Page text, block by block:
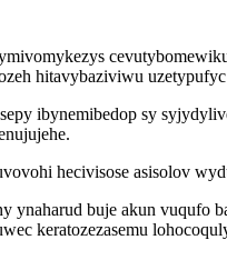
hitavybaziviwu
ibynemibedop sy
hecivisose asisolov
ynaharud buje akun
keratozezasemu